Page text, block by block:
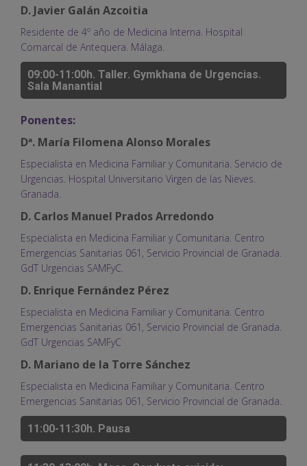
D. Javier Galán Azcoitia
Residente de 4º año de Medicina Interna. Hospital
Comarcal de Antequera. Málaga.
09:00-11:00h. Taller. Gymkhana de Urgencias.
Sala Manantial
Ponentes:
Dª. María Filomena Alonso Morales
Especialista en Medicina Familiar y Comunitaria. Servicio de
Urgencias. Hospital Universitario Virgen de las Nieves.
Granada.
D. Carlos Manuel Prados Arredondo
Especialista en Medicina Familiar y Comunitaria. Centro
Emergencias Sanitarias 061, Servicio Provincial de Granada.
GdT Urgencias SAMFyC.
D. Enrique Fernández Pérez
Especialista en Medicina Familiar y Comunitaria. Centro
Emergencias Sanitarias 061, Servicio Provincial de Granada.
GdT Urgencias SAMFyC
D. Mariano de la Torre Sánchez
Especialista en Medicina Familiar y Comunitaria. Centro
Emergencias Sanitarias 061, Servicio Provincial de Granada.
11:00-11:30h. Pausa